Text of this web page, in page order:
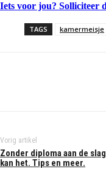
Iets voor jou? Solliciteer
TAGS kamermeisje
Vorig artikel
Zonder diploma aan de
kan het. Tips en meer.